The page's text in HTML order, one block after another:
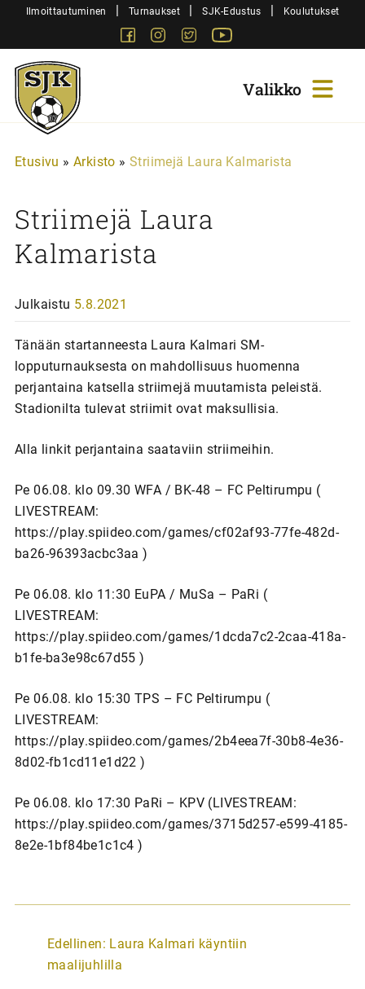
SiirryIlmoittautuminen | Turnaukset | SJK-Edustus | Koulutukset
FacebookInstagram
Twitter
Sjk-
Juniorit
Etusivu » Arkisto » Striimejä Laura Kalmarista
Striimejä Laura
Kalmarista
Julkaistu 5.8.2021
Tänään startanneesta Laura Kalmari SM-
lopputurnauksesta on mahdollisuus huomenna
perjantaina katsella striimejä muutamista peleistä.
Stadionilta tulevat striimit ovat maksullisia.
Alla linkit perjantaina saataviin striimeihin.
Pe 06.08. klo 09.30 WFA / BK-48 – FC Peltirumpu (
LIVESTREAM:
https://play.spiideo.com/games/cf02af93-77fe-482d-
ba26-96393acbc3aa )
Pe 06.08. klo 11:30 EuPA / MuSa – PaRi (
LIVESTREAM:
https://play.spiideo.com/games/1dcda7c2-2caa-418a-
b1fe-ba3e98c67d55 )
Pe 06.08. klo 15:30 TPS – FC Peltirumpu (
LIVESTREAM:
https://play.spiideo.com/games/2b4eea7f-30b8-4e36-
8d02-fb1cd11e1d22 )
Pe 06.08. klo 17:30 PaRi – KPV (LIVESTREAM:
https://play.spiideo.com/games/3715d257-e599-4185-
8e2e-1bf84be1c1c4 )
A
r
Edellinen: Laura Kalmari käyntiin
maalijuhlilla